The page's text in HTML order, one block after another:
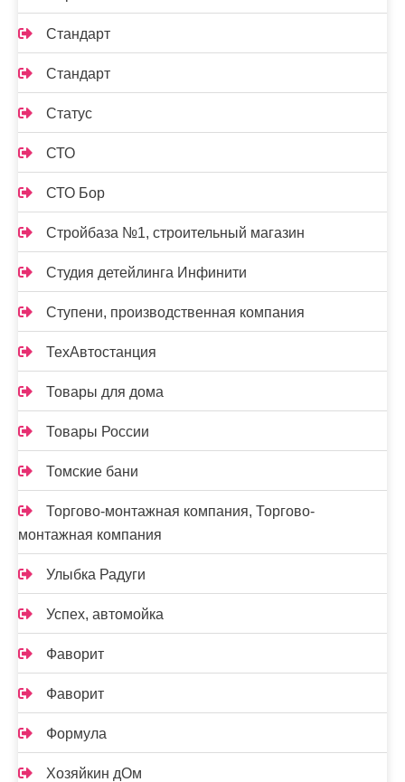
Стандарт
Стандарт
Статус
СТО
СТО Бор
Стройбаза №1, строительный магазин
Студия детейлинга Инфинити
Ступени, производственная компания
ТехАвтостанция
Товары для дома
Товары России
Томские бани
Торгово-монтажная компания, Торгово-
монтажная компания
Улыбка Радуги
Успех, автомойка
Фаворит
Фаворит
Формула
Хозяйкин дОм